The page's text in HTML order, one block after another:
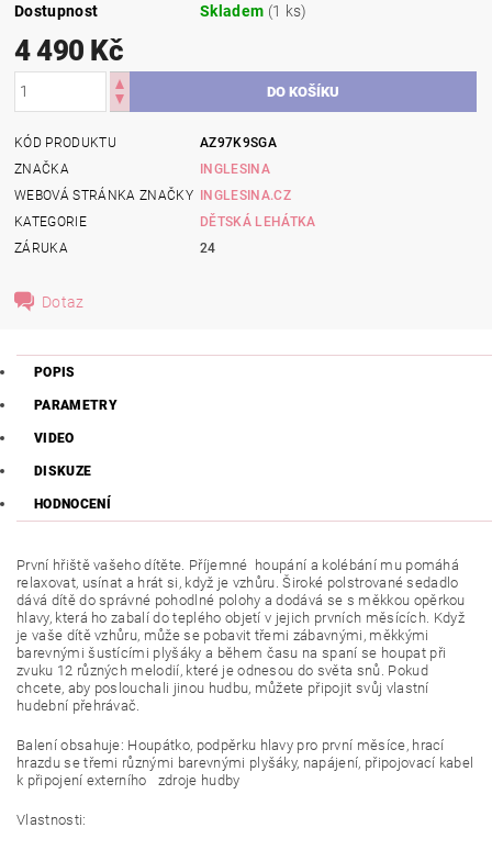
Dostupnost Skladem (1 ks)
4 490 Kč
KÓD PRODUKTU
AZ97K9SGA
ZNAČKA
INGLESINA
WEBOVÁ STRÁNKA ZNAČKY INGLESINA.CZ
KATEGORIE
DĚTSKÁ LEHÁTKA
ZÁRUKA
24
Dotaz
POPIS
PARAMETRY
VIDEO
DISKUZE
HODNOCENÍ
První hřiště vašeho dítěte. Příjemné houpání a kolébání mu pomáhá
relaxovat, usínat a hrát si, když je vzhůru. Široké polstrované sedadlo
dává dítě do správné pohodlné polohy a dodává se s měkkou opěrkou
hlavy, která ho zabalí do teplého objetí v jejich prvních měsících. Když
je vaše dítě vzhůru, může se pobavit třemi zábavnými, měkkými
barevnými šustícími plyšáky a během času na spaní se houpat při
zvuku 12 různých melodií, které je odnesou do světa snů. Pokud
chcete, aby poslouchali jinou hudbu, můžete připojit svůj vlastní
hudební přehrávač.
Balení obsahuje: Houpátko, podpěrku hlavy pro první měsíce, hrací
hrazdu se třemi různými barevnými plyšáky, napájení, připojovací kabel
k připojení externího zdroje hudby
Vlastnosti: